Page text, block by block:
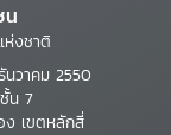
น
งชาติ
วาคม 2550
น 7
เขตหลักสี่